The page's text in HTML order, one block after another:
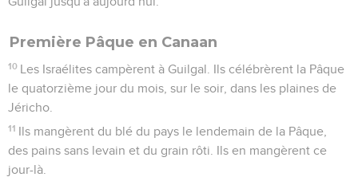
Première Pâque en Canaan
10 Les Israélites campèrent à Guilgal. Ils célébrèrent la Pâque
le quatorzième jour du mois, sur le soir, dans les plaines de
Jéricho.
11 Ils mangèrent du blé du pays le lendemain de la Pâque,
des pains sans levain et du grain rôti. Ils en mangèrent ce
jour-là.